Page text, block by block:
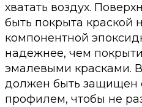
хватать воздух.
быть покрыта краской
компонентной
надежнее, чем
эмалевыми красками.
должен быть защищен
профилем, чтобы не